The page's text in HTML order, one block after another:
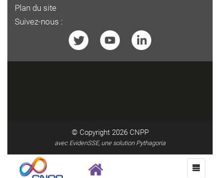
Plan du site
Suivez-nous :
© Copyright 2026 CNPP
avec EvidenSSE, une solution Pythagoria